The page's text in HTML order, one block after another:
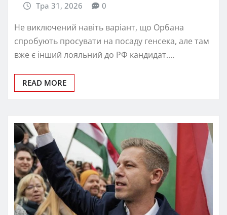
Тра 31, 2026 0
Не виключений навіть варіант, що Орбана
спробують просувати на посаду генсека, але там
вже є інший лояльний до РФ кандидат.…
READ MORE